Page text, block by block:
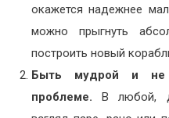
окажется надежнее
можно прыгнуть
построить новый
Быть мудрой и не
проблеме. В любой,